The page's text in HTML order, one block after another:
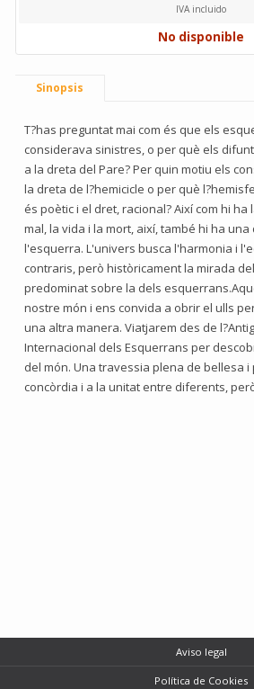
IVA incluido
No disponible
Sinopsis
T?has preguntat mai com és que els
considerava sinistres, o per què els
a la dreta del Pare? Per quin motiu els
la dreta de l?hemicicle o per què
és poètic i el dret, racional? Així com hi ha
mal, la vida i la mort, així, també hi ha
l'esquerra. L'univers busca l'harmonia i
contraris, però històricament la mirada
predominat sobre la dels
nostre món i ens convida a obrir el ulls
una altra manera. Viatjarem des de
Internacional dels Esquerrans per
del món. Una travessia plena de bellesa i
concòrdia i a la unitat entre diferents,
Aviso legal
Política de Cookies